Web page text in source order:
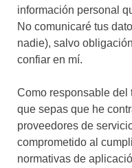
información personal
No comunicaré tus
nadie), salvo
confiar en mí.
Como responsable del
que sepas que he
proveedores de
comprometido al
normativas de